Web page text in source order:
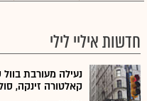
חדשות איליי לילי
נעילה מעורבת
קאלטורה זינקה,